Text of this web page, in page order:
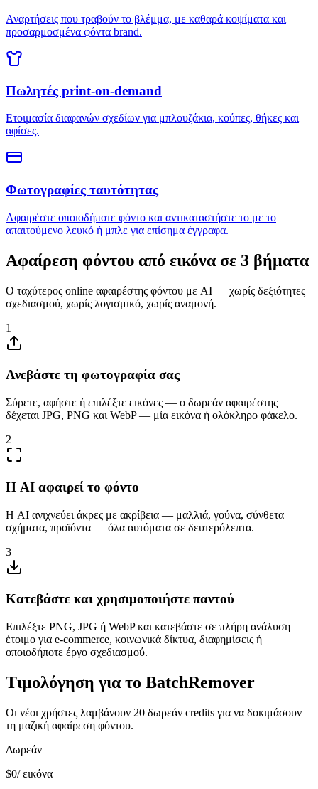
Αναρτήσεις που τραβούν το βλέμμα, με καθαρά κοψίματα και
προσαρμοσμένα φόντα brand.
Πωλητές print-on-demand
Ετοιμασία διαφανών σχεδίων για μπλουζάκια, κούπες, θήκες και
αφίσες.
Φωτογραφίες ταυτότητας
Αφαιρέστε οποιοδήποτε φόντο και αντικαταστήστε το με το
απαιτούμενο λευκό ή μπλε για επίσημα έγγραφα.
Αφαίρεση φόντου από εικόνα σε 3 βήματα
Ο ταχύτερος online αφαιρέστης φόντου με AI — χωρίς δεξιότητες
σχεδιασμού, χωρίς λογισμικό, χωρίς αναμονή.
1
Ανεβάστε τη φωτογραφία σας
Σύρετε, αφήστε ή επιλέξτε εικόνες — ο δωρεάν αφαιρέστης
δέχεται JPG, PNG και WebP — μία εικόνα ή ολόκληρο φάκελο.
2
Η AI αφαιρεί το φόντο
Η AI ανιχνεύει άκρες με ακρίβεια — μαλλιά, γούνα, σύνθετα
σχήματα, προϊόντα — όλα αυτόματα σε δευτερόλεπτα.
3
Κατεβάστε και χρησιμοποιήστε παντού
Επιλέξτε PNG, JPG ή WebP και κατεβάστε σε πλήρη ανάλυση —
έτοιμο για e‑commerce, κοινωνικά δίκτυα, διαφημίσεις ή
οποιοδήποτε έργο σχεδιασμού.
Τιμολόγηση για το BatchRemover
Οι νέοι χρήστες λαμβάνουν 20 δωρεάν credits για να δοκιμάσουν
τη μαζική αφαίρεση φόντου.
Δωρεάν
$0/ εικόνα